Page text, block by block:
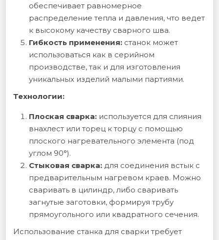
обеспечивает равномерное
распределение тепла и давления, что ведет
к высокому качеству сварного шва.
Гибкость применения: станок может
использоваться как в серийном
производстве, так и для изготовления
уникальных изделий малыми партиями.
Технологии:
Плоская сварка: используется для слияния
внахлест или торец к торцу с помощью
плоского нагревательного элемента (под
углом 90°).
Стыковая сварка: для соединения встык с
предварительным нагревом краев. Можно
сваривать в цилиндр, либо сваривать
загнутые заготовки, формируя трубу
прямоугольного или квадратного сечения.
Использование станка для сварки требует